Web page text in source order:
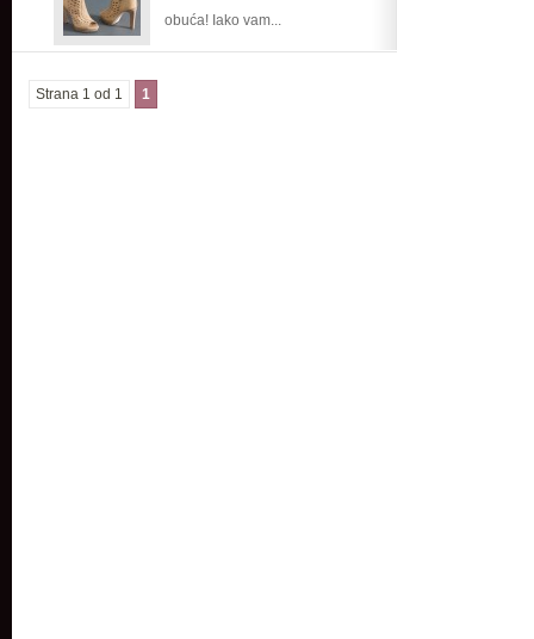
imati
obuća! Iako vam...
Strana 1 od 1 1